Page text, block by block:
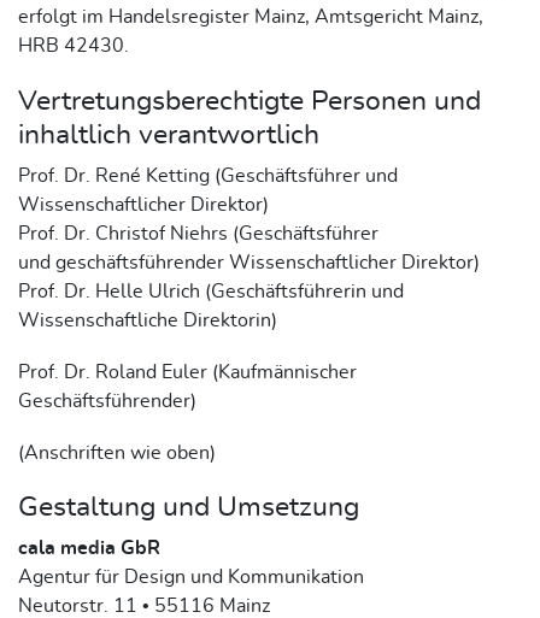
erfolgt im Handelsregister Mainz, Amtsgericht Mainz,
HRB 42430.
Vertretungsberechtigte Personen und
inhaltlich verantwortlich
Prof. Dr. René Ketting (Geschäftsführer und
Wissenschaftlicher Direktor)
Prof. Dr. Christof Niehrs (Geschäftsführer
und geschäftsführender Wissenschaftlicher Direktor)
Prof. Dr. Helle Ulrich (Geschäftsführerin und
Wissenschaftliche Direktorin)
Prof. Dr. Roland Euler (Kaufmännischer
Geschäftsführender)
(Anschriften wie oben)
Gestaltung und Umsetzung
cala media GbR
Agentur für Design und Kommunikation
Neutorstr. 11 • 55116 Mainz